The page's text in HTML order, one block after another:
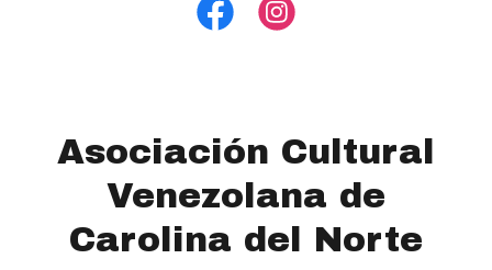
Asociación Cultural
Venezolana de
Carolina del Norte